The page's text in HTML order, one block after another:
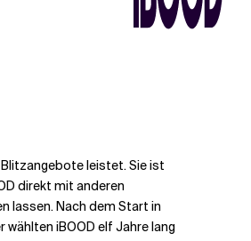
leistet. Sie ist
direkt mit anderen
lassen. Nach dem Start in
iBOOD elf Jahre lang